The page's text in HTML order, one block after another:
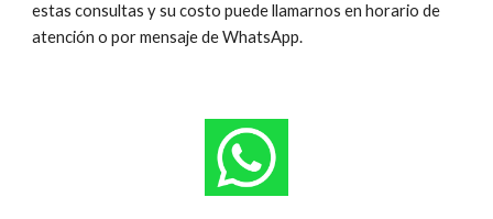
estas consultas y su costo puede llamarnos en horario de
atención o por mensaje de WhatsApp.